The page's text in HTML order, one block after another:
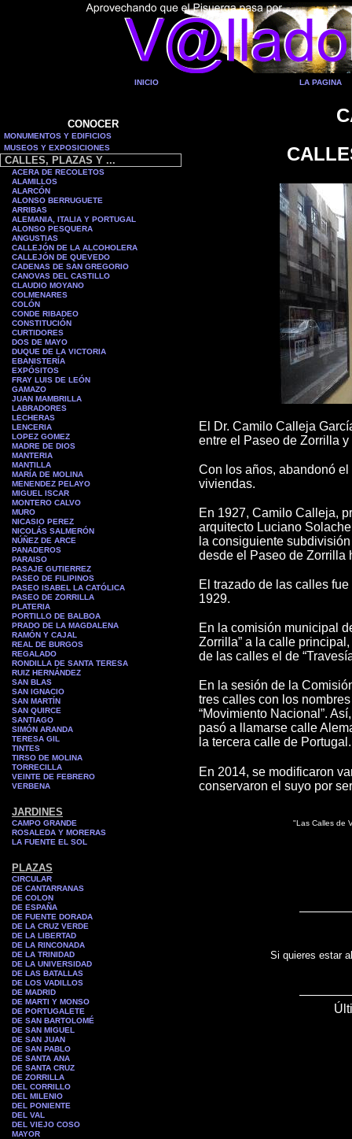
INICIO LA PAGINA
CONOCER
MONUMENTOS Y EDIFICIOS
MUSEOS Y EXPOSICIONES
CALLES, PLAZAS Y ...
ACERA DE RECOLETOS
ALAMILLOS
ALARCÓN
ALONSO BERRUGUETE
ARRIBAS
ALEMANIA, ITALIA Y PORTUGAL
ALONSO PESQUERA
ANGUSTIAS
CALLEJÓN DE LA ALCOHOLERA
CALLEJÓN DE QUEVEDO
CADENAS DE SAN GREGORIO
CANOVAS DEL CASTILLO
CLAUDIO MOYANO
COLMENARES
COLÓN
CONDE RIBADEO
CONSTITUCIÓN
CURTIDORES
DOS DE MAYO
DUQUE DE LA VICTORIA
EBANISTERÍA
EXPÓSITOS
FRAY LUIS DE LEÓN
GAMAZO
JUAN MAMBRILLA
LABRADORES
LECHERAS
LENCERIA
LOPEZ GOMEZ
MADRE DE DIOS
MANTERIA
MANTILLA
MARÍA DE MOLINA
MENENDEZ PELAYO
MIGUEL ISCAR
MONTERO CALVO
MURO
NICASIO PEREZ
NICOLÁS SALMERÓN
NÚÑEZ DE ARCE
PANADEROS
PARAISO
PASAJE GUTIERREZ
PASEO DE FILIPINOS
PASEO ISABEL LA CATÓLICA
PASEO DE ZORRILLA
PLATERIA
PORTILLO DE BALBOA
PRADO DE LA MAGDALENA
RAMÓN Y CAJAL
REAL DE BURGOS
REGALADO
RONDILLA DE SANTA TERESA
RUIZ HERNÁNDEZ
SAN BLAS
SAN IGNACIO
SAN MARTÍN
SAN QUIRCE
SANTIAGO
SIMÓN ARANDA
TERESA GIL
TINTES
TIRSO DE MOLINA
TORRECILLA
VEINTE DE FEBRERO
VERBENA
JARDINES
CAMPO GRANDE
ROSALEDA Y MORERAS
LA FUENTE EL SOL
PLAZAS
CIRCULAR
DE CANTARRANAS
DE COLON
DE ESPAÑA
DE FUENTE DORADA
DE LA CRUZ VERDE
DE LA LIBERTAD
DE LA RINCONADA
DE LA TRINIDAD
DE LA UNIVERSIDAD
DE LAS BATALLAS
DE LOS VADILLOS
DE MADRID
DE MARTI Y MONSO
DE PORTUGALETE
DE SAN BARTOLOMÉ
DE SAN MIGUEL
DE SAN JUAN
DE SAN PABLO
DE SANTA ANA
DE SANTA CRUZ
DE ZORRILLA
DEL CORRILLO
DEL MILENIO
DEL PONIENTE
DEL VAL
DEL VIEJO COSO
MAYOR
El Dr. Camilo Calleja
entre el Paseo de Zorrilla
Con los años, abandonó
viviendas.
En 1927, Camilo Calleja,
arquitecto Luciano
la consiguiente
desde el Paseo de Zorrilla
El trazado de las calles
1929.
En la comisión municipal
Zorrilla” a la calle
de las calles el de
En la sesión de la
tres calles con los
“Movimiento Nacional”.
pasó a llamarse calle
la tercera calle de Portugal.
En 2014, se modificaron
conservaron el suyo por
"Las Calles de
Si quieres estar